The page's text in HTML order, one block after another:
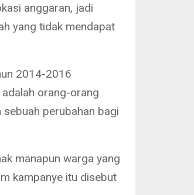
anggaran, jadi
yang tidak mendapat
2014-2016
orang-orang
perubahan bagi
manapun warga yang
kampanye itu disebut